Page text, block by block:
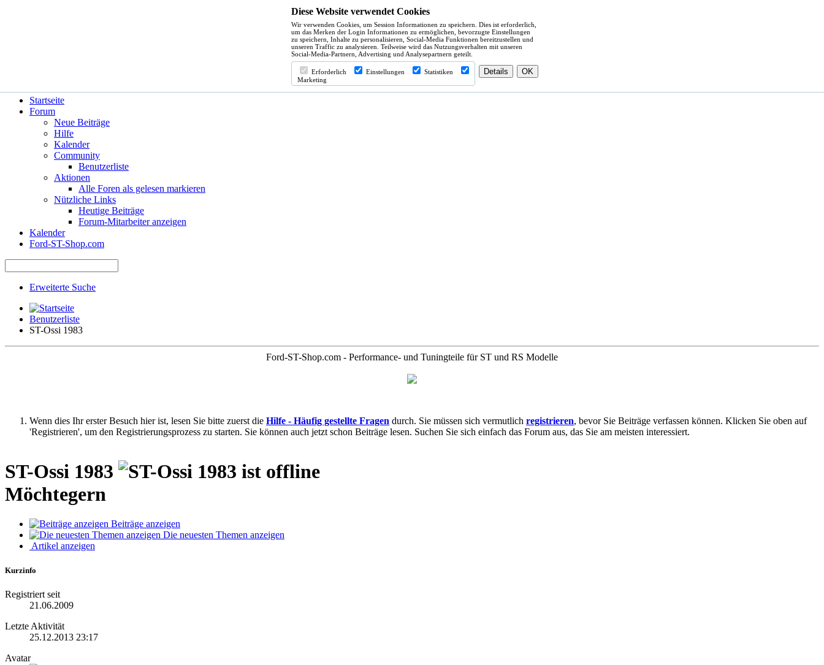
Startseite
Forum
Neue Beiträge
Hilfe
Kalender
Community
Benutzerliste
Aktionen
Alle Foren als gelesen markieren
Nützliche Links
Heutige Beiträge
Forum-Mitarbeiter anzeigen
Kalender
Ford-ST-Shop.com
Erweiterte Suche
Benutzerliste
ST-Ossi 1983
Ford-ST-Shop.com - Performance- und Tuningteile für ST und RS Modelle
Wenn dies Ihr erster Besuch hier ist, lesen Sie bitte zuerst die Hilfe - Häufig gestellte Fragen durch. Sie müssen sich vermutlich registrieren, bevor Sie Beiträge verfassen können. Klicken Sie oben auf
'Registrieren', um den Registrierungsprozess zu starten. Sie können auch jetzt schon Beiträge lesen. Suchen Sie sich einfach das Forum aus, das Sie am meisten interessiert.
ST-Ossi 1983
Möchtegern
Beiträge anzeigen
Die neuesten Themen anzeigen
Artikel anzeigen
Kurzinfo
Registriert seit
21.06.2009
Letzte Aktivität
25.12.2013 23:17
Avatar
Diese Website verwendet Cookies
Wir verwenden Cookies, um Session Informationen zu speichern. Dies ist erforderlich,
um das Merken der Login Informationen zu ermöglichen, bevorzugte Einstellungen
zu speichern, Inhalte zu personalisieren, Social-Media Funktionen bereitzustellen und
unseren Traffic zu analysieren. Teilweise wird das Nutzungsverhalten mit unseren
Social-Media-Partnern, Advertising und Analysepartnern geteilt.
Erforderlich Einstellungen
Statistiken
Marketing